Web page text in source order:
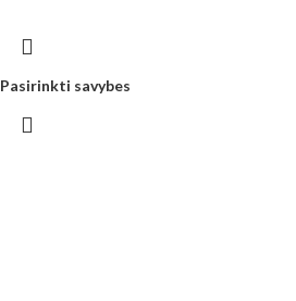
Pasirinkti savybes